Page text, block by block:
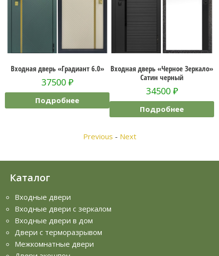
Входная дверь «Градиант 6.0»
37500 ₽
Подробнее
Входная дверь «Черное Зеркало»
Сатин черный
34500 ₽
Подробнее
Previous - Next
Каталог
Входные двери
Входные двери с зеркалом
Входные двери в дом
Двери с терморазрывом
Межкомнатные двери